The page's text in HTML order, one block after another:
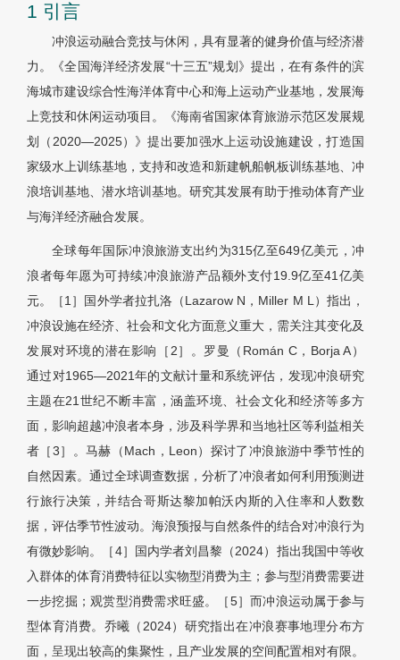
1 引言
冲浪运动融合竞技与休闲，具有显著的健身价值与经济潜
力。《全国海洋经济发展“十三五”规划》提出，在有条件的滨
海城市建设综合性海洋体育中心和海上运动产业基地，发展海
上竞技和休闲运动项目。《海南省国家体育旅游示范区发展规
划（2020—2025）》提出要加强水上运动设施建设，打造国
家级水上训练基地，支持和改造和新建帆船帆板训练基地、冲
浪培训基地、潜水培训基地。研究其发展有助于推动体育产业
与海洋经济融合发展。
全球每年国际冲浪旅游支出约为315亿至649亿美元，冲
浪者每年愿为可持续冲浪旅游产品额外支付19.9亿至41亿美
元。［1］国外学者拉扎洛（Lazarow N，Miller M L）指出，
冲浪设施在经济、社会和文化方面意义重大，需关注其变化及
发展对环境的潜在影响［2］。罗曼（Román C，Borja A）
通过对1965—2021年的文献计量和系统评估，发现冲浪研究
主题在21世纪不断丰富，涵盖环境、社会文化和经济等多方
面，影响超越冲浪者本身，涉及科学界和当地社区等利益相关
者［3］。马赫（Mach，Leon）探讨了冲浪旅游中季节性的
自然因素。通过全球调查数据，分析了冲浪者如何利用预测进
行旅行决策，并结合哥斯达黎加帕沃内斯的入住率和人数数
据，评估季节性波动。海浪预报与自然条件的结合对冲浪行为
有微妙影响。［4］国内学者刘昌黎（2024）指出我国中等收
入群体的体育消费特征以实物型消费为主；参与型消费需要进
一步挖掘；观赏型消费需求旺盛。［5］而冲浪运动属于参与
型体育消费。乔曦（2024）研究指出在冲浪赛事地理分布方
面，呈现出较高的集聚性，且产业发展的空间配置相对有限。